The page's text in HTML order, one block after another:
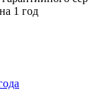
1 год